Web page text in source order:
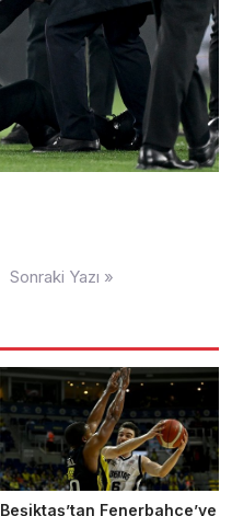
Sonraki Yazı »
Beşiktaş’tan Fenerbahçe’ye